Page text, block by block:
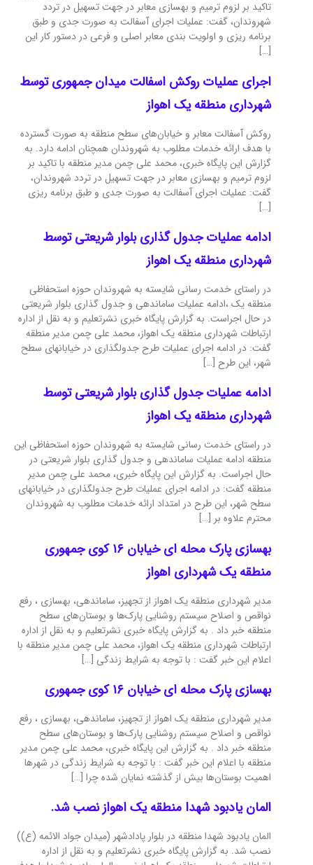
تاکید بر لزوم ترمیم و بهسازی معابر در جهت تسهیل در تردد
شهروندان، گفت: عملیات اجرای آسفالت به صورت جدی و طبق
برنامه ریزی و اولویت بندی معابر اصلی و فرعی در دستور کار این
[…]
اجرای عملیات روکش اسفالت میدان جمهوری توسط
شهرداری منطقه یک اهواز
روکش آسفالت معابر و خیابان‌های سطح منطقه به صورت گسترده
با هدف ارائه خدمات مطلوب به شهروندان همچنان ادامه دارد. به
گزارش این پایگاه خبری، محمد علی چمن مدیر منطقه با تاکید بر
لزوم ترمیم و بهسازی معابر در جهت تسهیل در تردد شهروندان،
گفت: عملیات اجرای آسفالت به صورت جدی و طبق برنامه ریزی
[…]
ادامه عملیات جدول گذاری بلوار شریعتی توسط
شهرداری منطقه یک اهواز
در راستای خدمت رسانی شایسته به شهروندان حوزه استحفاظی
منطقه یک ،ادامه عملیات ساماندهی و جدول گذاری بلوار شریعتی
در حال اجراست. به گزارش پایگاه خبری نشرتعلیم و به نقل از اداره
ارتباطات شهرداری منطقه یک اهواز، محمد علی چمن مدیر منطقه
گفت: در ادامه اجرای عملیات طرح جدولگذاری در خیابانهای سطح
شهر، این طرح […]
ادامه عملیات جدول گذاری بلوار شریعتی توسط
شهرداری منطقه یک اهواز
در راستای خدمت رسانی شایسته به شهروندان حوزه استحفاظی این
منطقه ادامه عملیات ساماندهی و جدول گذاری بلوار شریعتی در
حال اجراست. به گزارش این پایگاه خبری، محمد علی چمن مدیر
منطقه گفت: در ادامه اجرای عملیات طرح جدولگذاری در خیابانهای
سطح شهر، این طرح در امتداد ارائه خدمات مطلوب به شهروندان
محترم علاوه بر […]
بهسازی پارک محله ای خیابان ۱۶ کوی جمهوری
منطقه یک شهرداری اهواز
مدیر شهرداری منطقه یک اهواز از تجهیز، ساماندهی، بهسازی ، رفع
نواقص و اصلاح سیستم روشنایی پارک‌ها و بوستان‌های سطح
منطقه خبر داد . به گزارش پایگاه خبری نشرتعلیم و به نقل از اداره
ارتباطات شهرداری منطقه یک اهواز، محمد علی چمن مدیر منطقه با
اعلام این خبر گفت : با توجه به شرایط زندگی […]
بهسازی پارک محله ای خیابان ۱۶ کوی جمهوری
مدیر شهرداری منطقه یک اهواز از تجهیز، ساماندهی، بهسازی ، رفع
نواقص و اصلاح سیستم روشنایی پارک‌ها و بوستان‌های سطح
منطقه خبر داد . به گزارش این پایگاه خبری، محمد علی چمن مدیر
منطقه با اعلام این خبر گفت : با توجه به شرایط زندگی در شهرها
اهمیت بوستان‌ها بیش از گذشته نمایان شده چرا […]
المان یادبود شهدا منطقه یک اهواز نصب شد.
المان یادبود شهدا منطقه در بلوار پادادشهر (میدان جواد الائمه (ع))
نصب شد. به گزارش پایگاه خبری نشرتعلیم و به نقل از اداره